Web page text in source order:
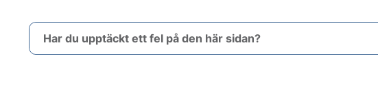
Har du upptäckt ett fel på den här sidan?